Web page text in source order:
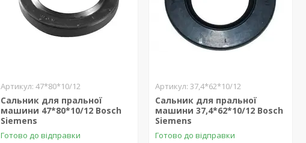
47*80*10/12
Сальник для пральної
машини 47*80*10/12 Bosch
Siemens
Готово до відправки
37,4*62*10/12
Сальник для пральної
машини 37,4*62*10/12 Bosch
Siemens
Готово до відправки